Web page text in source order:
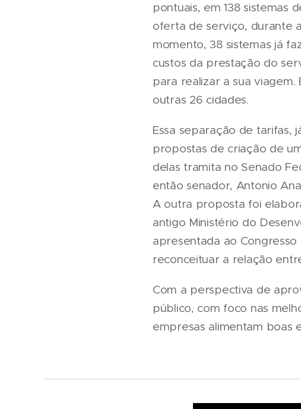
pontuais, em 138 sistemas
oferta de serviço, durante
momento, 38 sistemas já
custos da prestação do
para realizar a sua
outras 26 cidades.
Essa separação de tarifas,
propostas de criação de
delas tramita no Senado
então senador, Antonio
A outra proposta foi
antigo Ministério do
apresentada ao
reconceituar a relação
Com a perspectiva de
público, com foco nas
empresas alimentam boas